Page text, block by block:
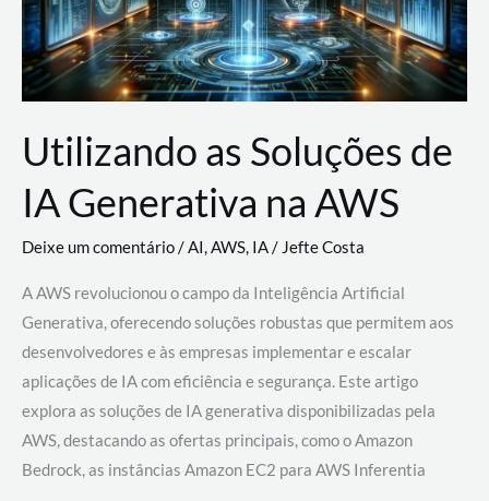
Utilizando as Soluções de
IA Generativa na AWS
Deixe um comentário/AI,AWS, IA/Jefte Costa
A AWS revolucionou o campo da Inteligência Artificial
Generativa, oferecendo soluções robustas que permitem aos
desenvolvedores e às empresas implementar e escalar
aplicações de IA com eficiência e segurança. Este artigo
explora as soluções de IA generativa disponibilizadas pela
AWS, destacando as ofertas principais, como o Amazon
Bedrock, as instâncias Amazon EC2 para AWS Inferentia